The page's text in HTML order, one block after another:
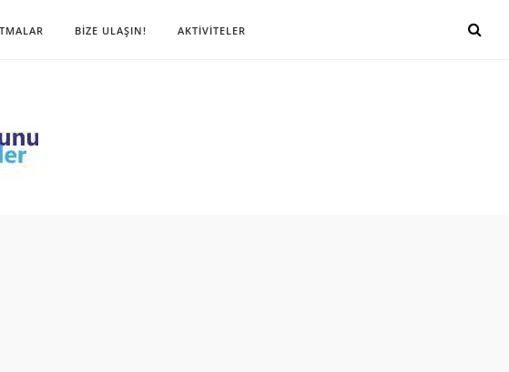
BIZE ULAŞIN! AKTİVİTELER